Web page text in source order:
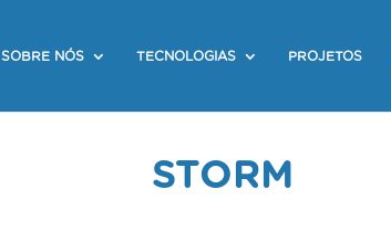
SOBRE NÓS TECNOLOGIAS PROJETOS
STORM